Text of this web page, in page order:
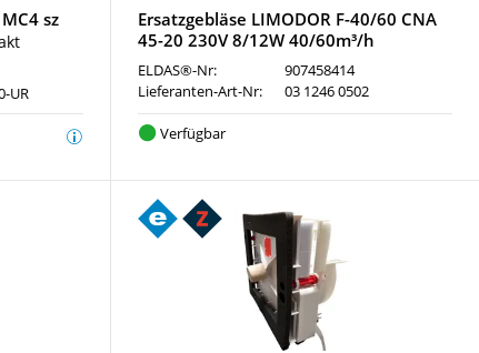
sz
UR
Ersatzgebläse LIMODOR F-40/60 CNA
45-20 230V 8/12W 40/60m³/h
ELDAS®-Nr:
907458414
Lieferanten-Art-Nr:
03 1246 0502
Verfügbar